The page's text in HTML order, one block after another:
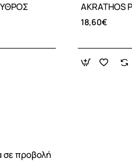
AKRATHOS
18,60€
προβολή